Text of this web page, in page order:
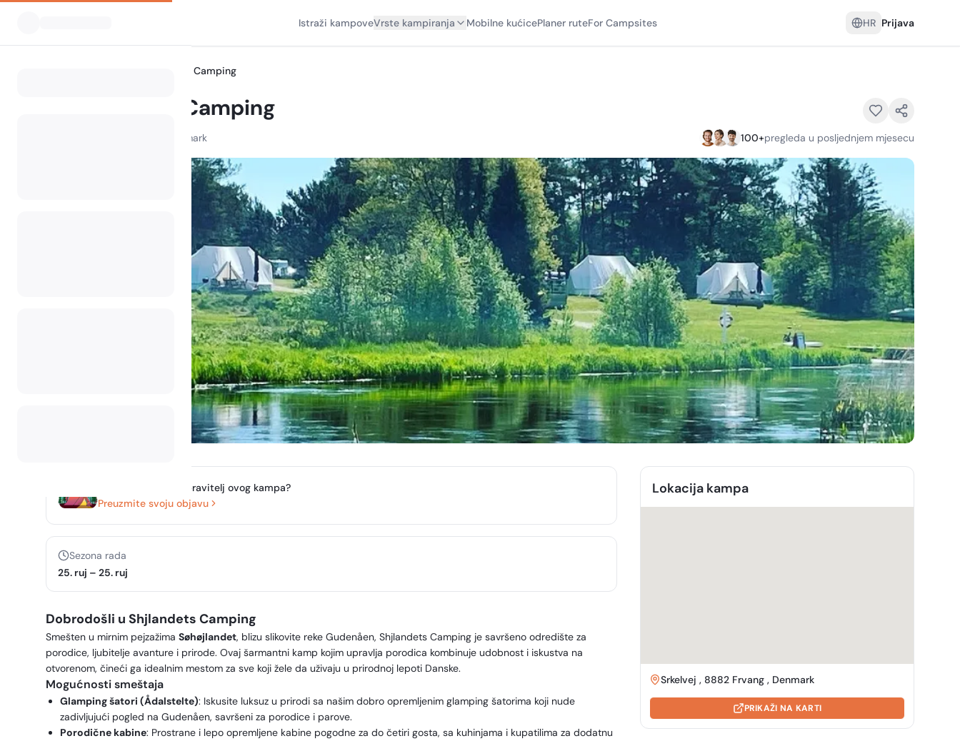
Istraži kampoveVrste kampiranja Mobilne kućicePlaner ruteFor Campsites HR Prijava
Søhøjlandets Camping
Søhøjlandets Camping
Srkelvej , 8882 Frvang , Denmark 100+pregleda u posljednjem mjesecu
Jeste li vlasnik ili upravitelj ovog kampa?
Preuzmite svoju objavu
Sezona rada
25. ruj – 25. ruj
Dobrodošli u Shjlandets Camping
Smešten u mirnim pejzažima Søhøjlandet, blizu slikovite reke Gudenåen, Shjlandets Camping je savršeno odredište za
porodice, ljubitelje avanture i prirode. Ovaj šarmantni kamp kojim upravlja porodica kombinuje udobnost i iskustva na
otvorenom, čineći ga idealnim mestom za sve koji žele da uživaju u prirodnoj lepoti Danske.
Mogućnosti smeštaja
Glamping šatori (Ådalstelte): Iskusite luksuz u prirodi sa našim dobro opremljenim glamping šatorima koji nude
zadivljujući pogled na Gudenåen, savršeni za porodice i parove.
Porodične kabine: Prostrane i lepo opremljene kabine pogodne za do četiri gosta, sa kuhinjama i kupatilima za dodatnu
Lokacija kampa
Srkelvej , 8882 Frvang , Denmark
PRIKAŽI NA KARTI